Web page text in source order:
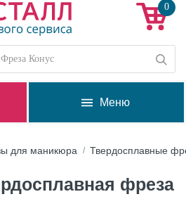
0
Меню
для маникюра Твердосплавные
фреза